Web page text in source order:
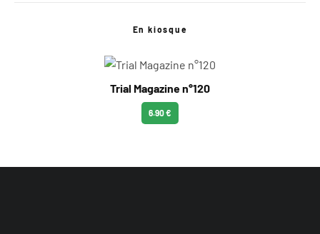
En kiosque
Trial Magazine n°120
6.90 €